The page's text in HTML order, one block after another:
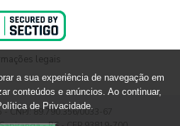
legais
CNPJ: 89.790.356/0033-67
a sua experiência de navegação em
conteúdos e anúncios. Ao continuar,
de Privacidade.